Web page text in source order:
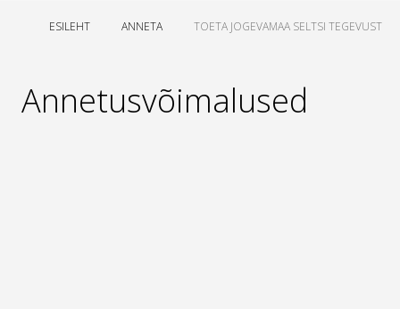
ESILEHT ANNETA TOETA JOGEVAMAA SELTSI TEGEVUST
Annetusvõimalused